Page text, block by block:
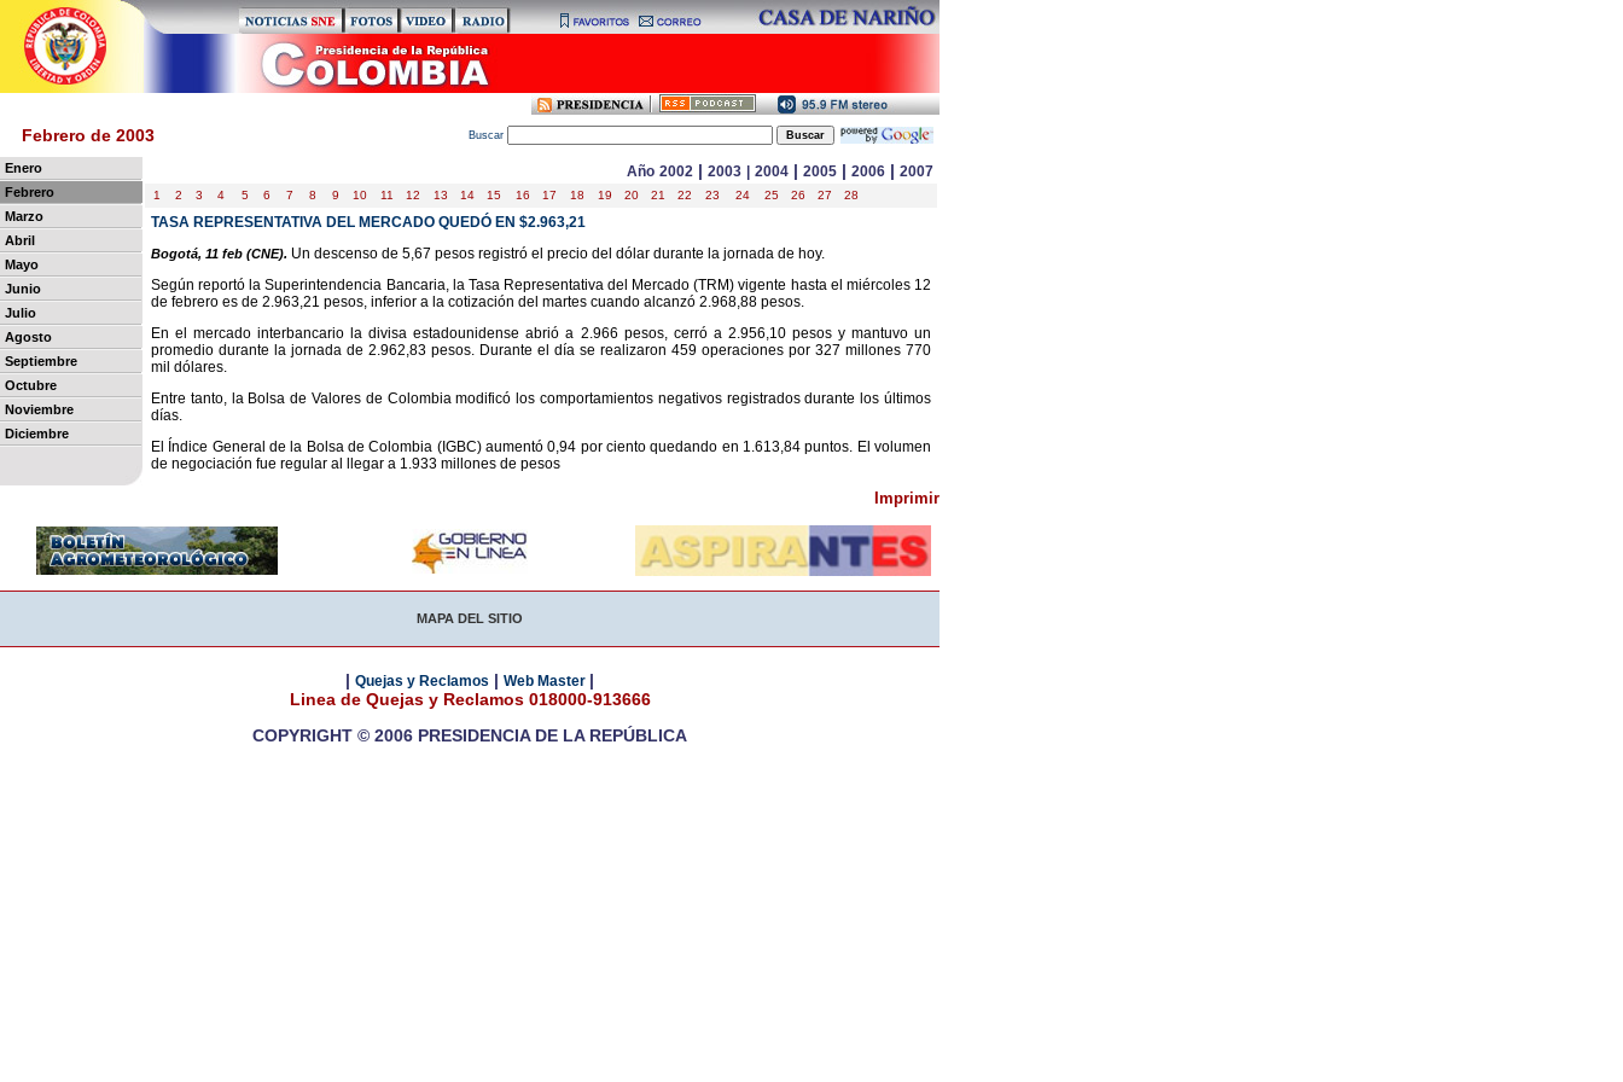
Febrero de 2003 Buscar
Enero
Febrero
Marzo
Abril
Mayo
Junio
Julio
Agosto
Septiembre
Octubre
Noviembre
Diciembre
Año 2002 | 2003 2004 | 2005 | 2006 | 2007
1 2 3 4 5 6 7 8 9 10 11 12 13 14 15 16 17 18 19 20 21 22 23 24 25 26 27 28
TASA REPRESENTATIVA DEL MERCADO QUEDÓ EN $2.963,21
Bogotá, 11 feb (CNE). Un descenso de 5,67 pesos registró el precio del dólar durante la jornada de hoy.
Según reportó la Superintendencia Bancaria, la Tasa Representativa del Mercado (TRM) vigente hasta el miércoles 12
de febrero es de 2.963,21 pesos, inferior a la cotización del martes cuando alcanzó 2.968,88 pesos.
En el mercado interbancario la divisa estadounidense abrió a 2.966 pesos, cerró a 2.956,10 pesos y mantuvo un
promedio durante la jornada de 2.962,83 pesos. Durante el día se realizaron 459 operaciones por 327 millones 770
mil dólares.
Entre tanto, la Bolsa de Valores de Colombia modificó los comportamientos negativos registrados durante los últimos
días.
El Índice General de la Bolsa de Colombia (IGBC) aumentó 0,94 por ciento quedando en 1.613,84 puntos. El volumen
de negociación fue regular al llegar a 1.933 millones de pesos
Imprimir
MAPA DEL SITIO
| Quejas y Reclamos | Web Master |
Linea de Quejas y Reclamos 018000-913666
COPYRIGHT © 2006 PRESIDENCIA DE LA REPÚBLICA